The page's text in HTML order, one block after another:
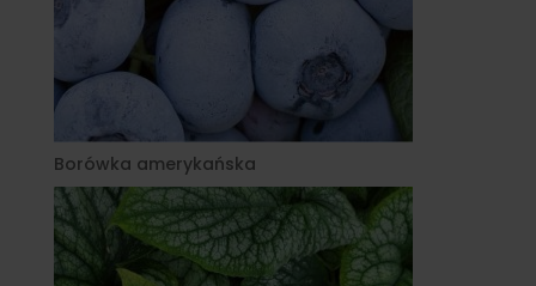
Borówka amerykańska